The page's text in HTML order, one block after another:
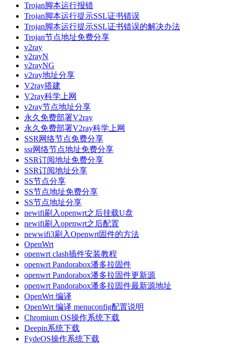
Trojan脚本运行报错
Trojan脚本运行提示SSL证书错误
Trojan脚本运行提示SSL证书错误的解决办法
Trojan节点地址免费分享
v2ray
v2rayN
v2rayNG
v2ray地址分享
V2ray搭建
V2ray科学上网
v2ray节点地址分享
永久免费部署V2ray
永久免费部署V2ray科学上网
SSR网络节点免费分享
ssr网络节点地址免费分享
SSR订阅地址免费分享
SSR订阅地址分享
SS节点分享
SS节点地址免费分享
SS节点地址分享
newifi刷入openwrt之后挂载U盘
newifi刷入openwrt之后配置
newwifi3刷入Openwrt固件的方法
OpenWrt
openwrt clash插件安装教程
openwrt Pandorabox潘多拉固件
openwrt Pandorabox潘多拉固件更新源
openwrt Pandorabox潘多拉固件最新源地址
OpenWrt 编译
OpenWrt 编译 menuconfig配置说明
Chromium OS操作系统下载
Deepin系统下载
FydeOS操作系统下载